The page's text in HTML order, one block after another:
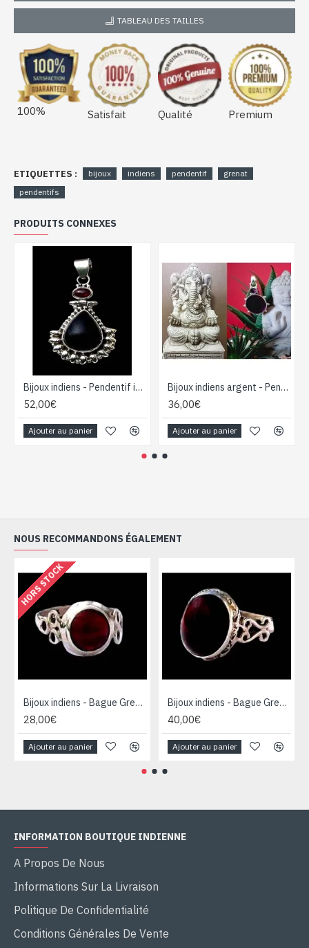
TABLEAU DES TAILLES
100% Satisfait Qualité Premium
ETIQUETTES : bijoux indiens pendentif
grenat
pendentifs
PRODUITS CONNEXES
Bijoux indiens - Pendentif indien - Grenat
52,00€
Ajouter au panier
Bijoux indiens argent - Pendentif indien Améthyste
36,00€
Ajouter au panier
NOUS RECOMMANDONS ÉGALEMENT
HORS STOCK
Bijoux indiens - Bague Grenat - Bague indienne
28,00€
Ajouter au panier
Bijoux indiens - Bague Grenat - Bague indienne
40,00€
Ajouter au panier
INFORMATION BOUTIQUE INDIENNE
A Propos De Nous
Informations Sur La Livraison
Politique De Confidentialité
Conditions Générales De Vente